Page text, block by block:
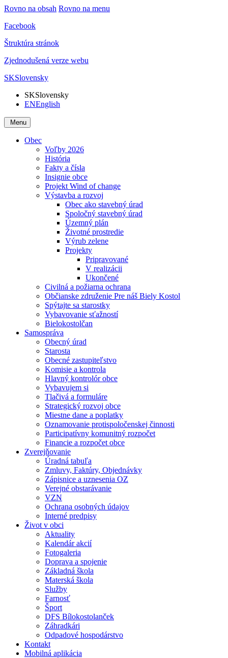
Rovno na obsah Rovno na menu
Facebook
Štruktúra stránok
Zjednodušená verze webu
SKSlovensky
SKSlovensky
ENEnglish
Menu
Obec
Voľby 2026
História
Fakty a čísla
Insignie obce
Projekt Wind of change
Výstavba a rozvoj
Obec ako stavebný úrad
Spoločný stavebný úrad
Územný plán
Životné prostredie
Výrub zelene
Projekty
Pripravované
V realizácii
Ukončené
Civilná a požiarna ochrana
Občianske združenie Pre náš Biely Kostol
Spýtajte sa starostky
Vybavovanie sťažností
Bielokostolčan
Samospráva
Obecný úrad
Starosta
Obecné zastupiteľstvo
Komisie a kontrola
Hlavný kontrolór obce
Vybavujem si
Tlačivá a formuláre
Strategický rozvoj obce
Miestne dane a poplatky
Oznamovanie protispoločenskej činnosti
Participatívny komunitný rozpočet
Financie a rozpočet obce
Zverejňovanie
Úradná tabuľa
Zmluvy, Faktúry, Objednávky
Zápisnice a uznesenia OZ
Verejné obstarávanie
VZN
Ochrana osobných údajov
Interné predpisy
Život v obci
Aktuality
Kalendár akcií
Fotogaleria
Doprava a spojenie
Základná škola
Materská škola
Služby
Farnosť
Šport
DFS Bílokostolanček
Záhradkári
Odpadové hospodárstvo
Kontakt
Mobilná aplikácia